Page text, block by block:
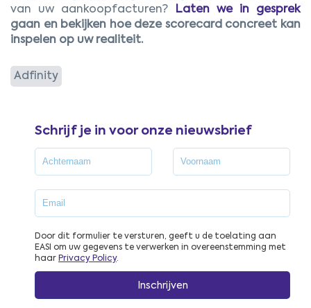
van uw aankoopfacturen?
Laten we in gesprek
gaan en bekijken hoe deze scorecard concreet kan
inspelen op uw realiteit.
Adfinity
Schrijf je in voor onze nieuwsbrief
Door dit formulier te versturen, geeft u de toelating aan
EASI om uw gegevens te verwerken in overeenstemming met
haar Privacy Policy.